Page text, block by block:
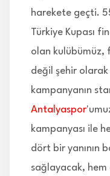
harekete geçti.
Türkiye Kupası
olan kulübümüz,
değil şehir
kampanyanın
Antalyaspor
kampanyası ile
dört bir yanının
sağlayacak,